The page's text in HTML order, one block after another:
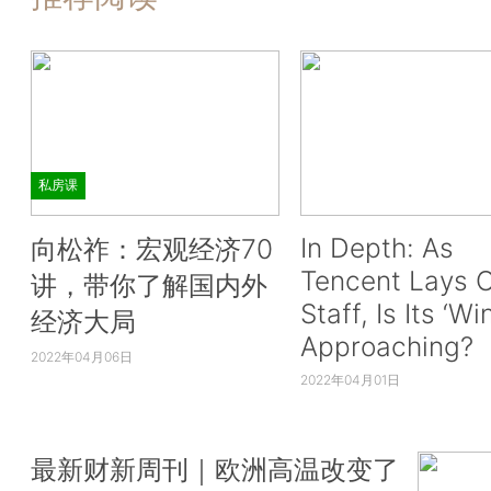
私房课
向松祚：宏观经济70
讲，带你了解国内外
经济大局
2022年04月06日
In Depth: As
Tencent Lays
Staff, Is Its
Approaching?
2022年04月01日
最新财新周刊｜欧洲高温改变了